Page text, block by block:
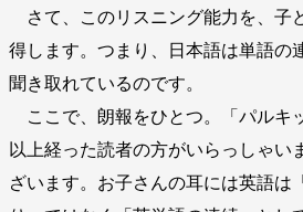
さて、このリスニング能力を、子
得します。つまり、日本語は単語の
聞き取れているのです。
ここで、朗報をひとつ。「パルキ
以上経った読者の方がいらっしゃい
ざいます。お子さんの耳には英語は